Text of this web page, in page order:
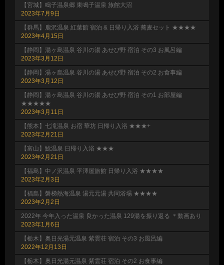
【宮城】鳴子温泉郷 東鳴子温泉 旅館大沼
2023年7月9日
【群馬】鹿沢温泉 紅葉館 宿泊 & 日帰り入浴 蕎麦セット ★★★★
2023年4月15日
【静岡】湯ヶ島温泉 谷川の湯 あせび野 宿泊 その3 お風呂編
2023年3月12日
【静岡】湯ヶ島温泉 谷川の湯 あせび野 宿泊 その2 お食事編
2023年3月12日
【静岡】湯ヶ島温泉 谷川の湯 あせび野 宿泊 その1 お部屋編
★★★★★
2023年3月11日
【熊本】七滝温泉 お宿 華坊 日帰り入浴 ★★★+
2023年2月21日
【富山】鯰温泉 日帰り入浴 ★★★
2023年2月21日
【福島】中ノ沢温泉 平澤屋旅館 日帰り入浴 ★★★★
2023年2月3日
【福島】磐梯熱海温泉 湯元元湯 共同浴場 ★★★★
2023年2月2日
2022年 今年入った温泉 良かった温泉 129湯を振り返る ＊動画あり
2023年1月6日
【栃木】奥日光湯元温泉 紫雲荘 宿泊 その3 お風呂編
2022年12月13日
【栃木】奥日光湯元温泉 紫雲荘 宿泊 その2 お食事編